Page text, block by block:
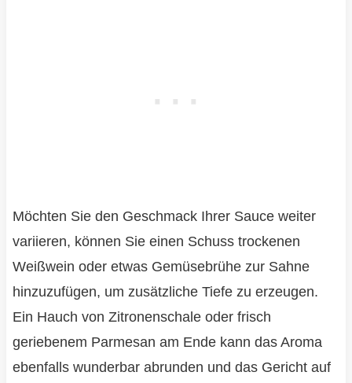
Möchten Sie den Geschmack Ihrer Sauce weiter
variieren, können Sie einen Schuss trockenen
Weißwein oder etwas Gemüsebrühe zur Sahne
hinzuzufügen, um zusätzliche Tiefe zu erzeugen.
Ein Hauch von Zitronenschale oder frisch
geriebenem Parmesan am Ende kann das Aroma
ebenfalls wunderbar abrunden und das Gericht auf